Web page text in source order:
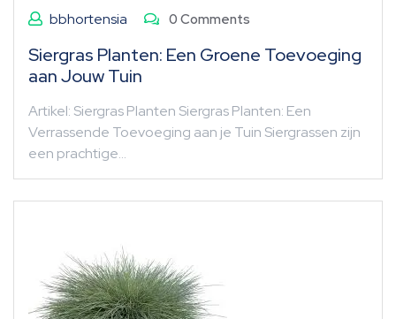
bbhortensia 0 Comments
Siergras Planten: Een Groene Toevoeging
aan Jouw Tuin
Artikel: Siergras Planten Siergras Planten: Een
Verrassende Toevoeging aan je Tuin Siergrassen zijn
een prachtige…